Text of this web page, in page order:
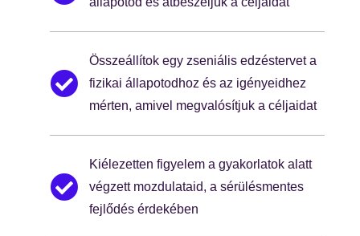
Összeállítok egy zseniális edzéstervet a
fizikai állapotodhoz és az igényeidhez
mérten, amivel megvalósítjuk a céljaidat
Kiélezetten figyelem a gyakorlatok alatt
végzett mozdulataid, a sérülésmentes
fejlődés érdekében